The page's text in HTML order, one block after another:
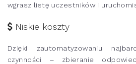
wgrasz listę uczestników i
Niskie koszty
Dzięki zautomatyzowaniu
czynności – zbieranie